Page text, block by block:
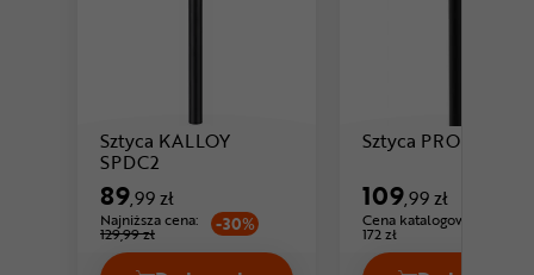
Sztyca KALLOY
SPDC2
89,99 zł
Najniższa cena:
129,99 zł -30%
Sztyca PRO LT
109,99 zł
Cena katalogowa:
172 zł